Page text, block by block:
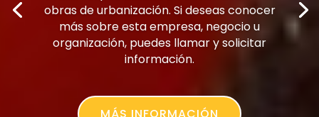
Nos especializamos en pavimentación y
repavimentación en diferentes obras
realizadas por nuestro equipo de trabajo,
si tiene alguna duda de click en el